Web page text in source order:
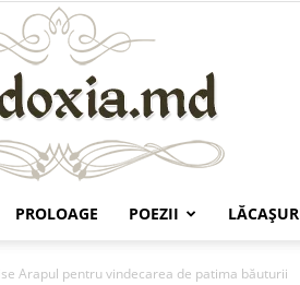
PROLOAGE POEZII
Arapul pentru vindecarea de patima băuturii